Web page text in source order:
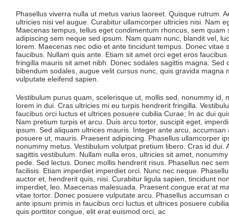
Phasellus viverra nulla ut metus varius laoreet. Quisque rutrum.
ultricies nisi vel augue. Curabitur ullamcorper ultricies nisi. Nam
Maecenas tempus, tellus eget condimentum rhoncus, sem quam
adipiscing sem neque sed ipsum. Nam quam nunc, blandit vel,
lorem. Maecenas nec odio et ante tincidunt tempus. Donec vitae
faucibus. Nullam quis ante. Etiam sit amet orci eget eros
fringilla mauris sit amet nibh. Donec sodales sagittis magna. Sed
bibendum sodales, augue velit cursus nunc, quis gravida magna
vulputate eleifend sapien.
Vestibulum purus quam, scelerisque ut, mollis sed, nonummy id,
lorem in dui. Cras ultricies mi eu turpis hendrerit fringilla.
faucibus orci luctus et ultrices posuere cubilia Curae; In ac dui
Nam pretium turpis et arcu. Duis arcu tortor, suscipit eget,
ipsum. Sed aliquam ultrices mauris. Integer ante arcu,
posuere ut, mauris. Praesent adipiscing. Phasellus ullamcorper
nonummy metus. Vestibulum volutpat pretium libero. Cras id dui.
sagittis vestibulum. Nullam nulla eros, ultricies sit amet,
pede. Sed lectus. Donec mollis hendrerit risus. Phasellus nec
facilisis. Etiam imperdiet imperdiet orci. Nunc nec neque.
auctor et, hendrerit quis, nisi. Curabitur ligula sapien, tincidunt
imperdiet, leo. Maecenas malesuada. Praesent congue erat at
vitae tortor. Donec posuere vulputate arcu. Phasellus accumsan
ante ipsum primis in faucibus orci luctus et ultrices posuere
quis porttitor congue, elit erat euismod orci, ac